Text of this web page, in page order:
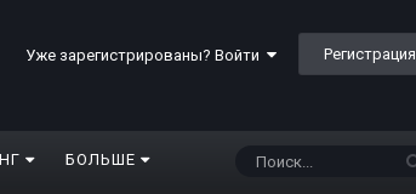
Уже зарегистрированы? Войти Регистрация
БОЛЬШЕ